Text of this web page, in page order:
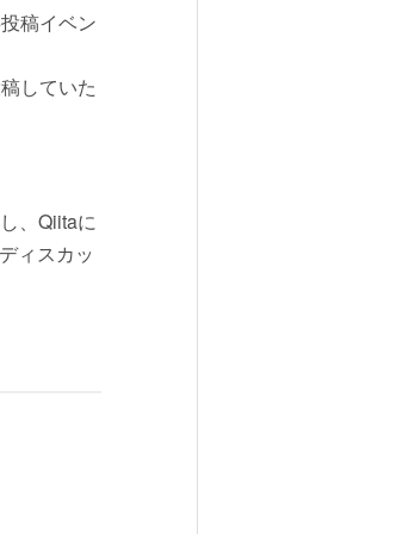
稿イベン
していた
、Qiitaに
ィスカッ